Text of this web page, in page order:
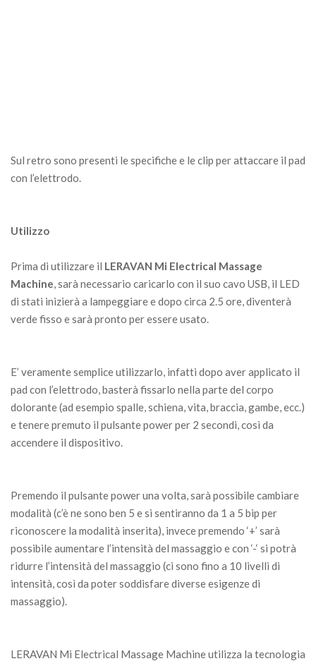
Sul retro sono presenti le specifiche e le clip per attaccare il pad
con l’elettrodo.
Utilizzo
Prima di utilizzare il LERAVAN Mi Electrical Massage
Machine, sarà necessario caricarlo con il suo cavo USB, il LED
di stati inizierà a lampeggiare e dopo circa 2.5 ore, diventerà
verde fisso e sarà pronto per essere usato.
E’ veramente semplice utilizzarlo, infatti dopo aver applicato il
pad con l’elettrodo, basterà fissarlo nella parte del corpo
dolorante (ad esempio spalle, schiena, vita, braccia, gambe, ecc.)
e tenere premuto il pulsante power per 2 secondi, così da
accendere il dispositivo.
Premendo il pulsante power una volta, sarà possibile cambiare
modalità (c’è ne sono ben 5 e si sentiranno da 1 a 5 bip per
riconoscere la modalità inserita), invece premendo ‘+’ sarà
possibile aumentare l’intensità del massaggio e con ‘-‘ si potrà
ridurre l’intensità del massaggio (ci sono fino a 10 livelli di
intensità, così da poter soddisfare diverse esigenze di
massaggio).
LERAVAN Mi Electrical Massage Machine utilizza la tecnologia